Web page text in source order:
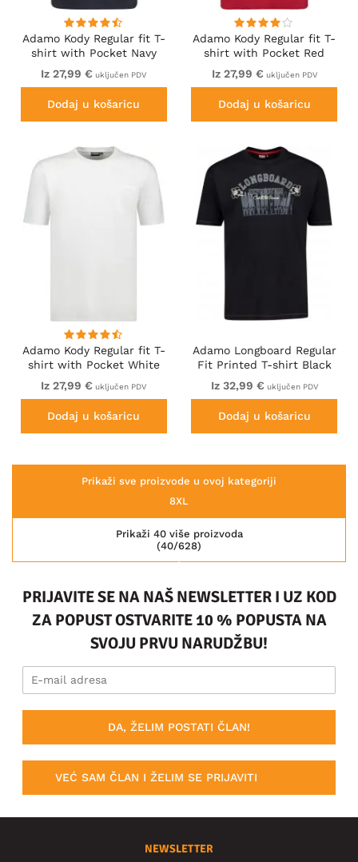
Adamo Kody Regular fit T-
shirt with Pocket Navy
Iz 27,99 € uključen PDV
Dodaj u košaricu
Adamo Kody Regular fit T-
shirt with Pocket Red
Iz 27,99 € uključen PDV
Dodaj u košaricu
Adamo Kody Regular fit T-
shirt with Pocket White
Iz 27,99 € uključen PDV
Dodaj u košaricu
Adamo Longboard Regular
Fit Printed T-shirt Black
Iz 32,99 € uključen PDV
Dodaj u košaricu
Prikaži sve proizvode u ovoj kategoriji
8XL
(40/628)
Prikaži 40 više proizvoda
PRIJAVITE SE NA NAŠ NEWSLETTER I UZ KOD
ZA POPUST OSTVARITE 10 % POPUSTA NA
SVOJU PRVU NARUDŽBU!
DA, ŽELIM POSTATI ČLAN!
VEĆ SAM ČLAN I ŽELIM SE PRIJAVITI
NEWSLETTER